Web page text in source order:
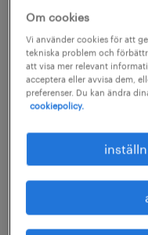
hos personalen.
relationerna
bara saken värre,
En studie från
av humor i
– Generellt tror
inkluderande och
Om cookies
Vi använder cookies för att
tekniska problem och
att visa mer relevant
acceptera eller avvisa dem,
preferenser. Du kan ändra
cookiepolicy.